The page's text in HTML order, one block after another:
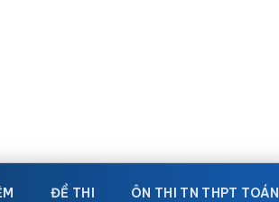
ĐỀ THI ÔN THI TN THPT TOÁN